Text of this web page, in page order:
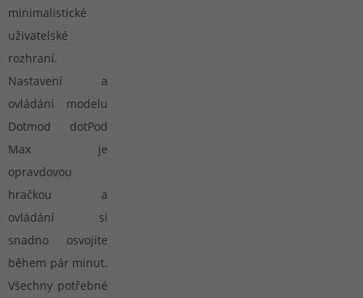
minimalistické
uživatelské
rozhraní.
Nastavení a
ovládání modelu
Dotmod dotPod
Max je
opravdovou
hračkou a
ovládání si
snadno osvojíte
během pár minut.
Všechny potřebné